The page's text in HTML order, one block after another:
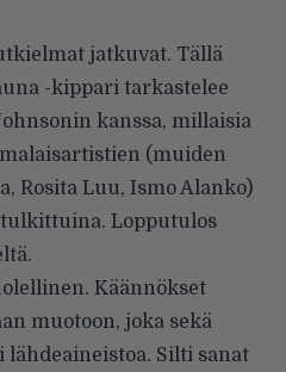
jatkuvat. Tällä
-kippari tarkastelee
kanssa, millaisia
(muiden
Rosita Luu, Ismo Alanko)
Lopputulos
Käännökset
muotoon, joka sekä
lähdeaineistoa. Silti sanat